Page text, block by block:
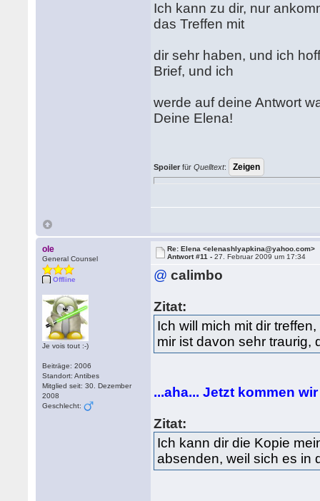
Ich kann zu dir, nur
das Treffen mit
dir sehr haben, und ich
Brief, und ich
werde auf deine Antwort
Deine Elena!
Spoiler fürQuelltext:
ole
General Counsel
Offline
Je vois tout :-)
Beiträge: 2006
Standort: Antibes
Mitglied seit: 30. Dezember
2008
Geschlecht:
Re: Elena <elenashlyapkina@yahoo.com>
Antwort #11 -27. Februar 2009 um 17:34
@ calimbo
Zitat:
Ich will mich mit dir
mir ist davon sehr traurig,
...aha... Jetzt kommen
Zitat:
Ich kann dir die Kopie
absenden, weil sich es in